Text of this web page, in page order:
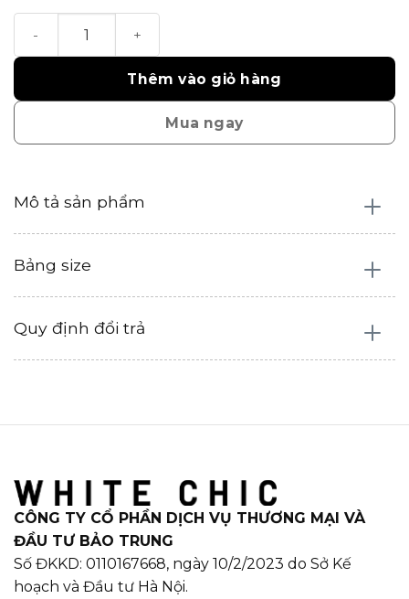
Thêm vào giỏ hàng
Mua ngay
Mô tả sản phẩm
Bảng size
Quy định đổi trả
CÔNG TY CỔ PHẦN DỊCH VỤ THƯƠNG MẠI VÀ
ĐẦU TƯ BẢO TRUNG
Số ĐKKD: 0110167668, ngày 10/2/2023 do Sở Kế
hoạch và Đầu tư Hà Nội.